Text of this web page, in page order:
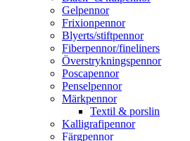
Gelpennor
Frixionpennor
Blyerts/stiftpennor
Fiberpennor/fineliners
Överstrykningspennor
Poscapennor
Penselpennor
Märkpennor
Textil & porslin
Kalligrafipennor
Färgpennor